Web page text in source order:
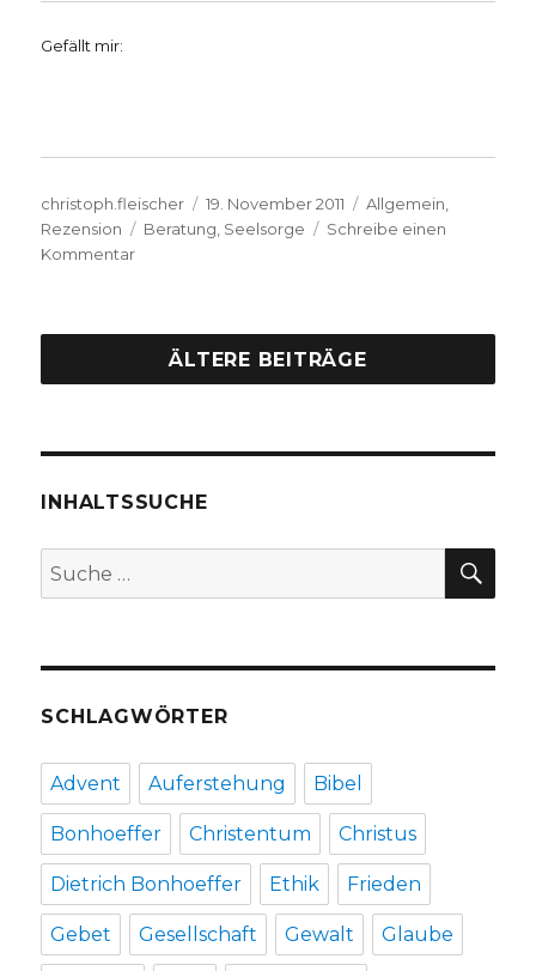
Gefällt mir:
Autor
christoph.fleischer
Veröffentlicht
am
19. November 2011 Kategorien
Allgemein
Rezension
Schlagwörter
Beratung Seelsorge
Schreibe einen
Kommentarzu
Verstand.
von
Fleischer,
2011
ÄLTERE BEITRÄGE
INHALTSSUCHE
Suche
nach:
SCHLAGWÖRTER
Advent Auferstehung Bibel
Bonhoeffer Christentum Christus
Dietrich Bonhoeffer Ethik Frieden
Gebet Gesellschaft Gewalt Glaube